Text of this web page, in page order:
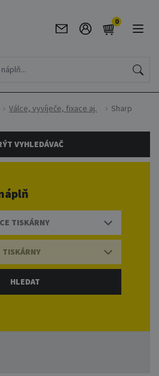
0
Válce, vyvíječe, fixace aj. Sharp
VYHLEDÁVAČ
TISKÁRNY
TISKÁRNY